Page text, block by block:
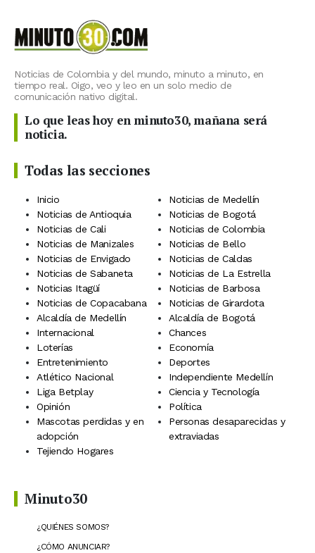
Noticias de Colombia y del mundo, minuto a minuto, en
tiempo real. Oigo, veo y leo en un solo medio de
comunicación nativo digital.
Lo que leas hoy en minuto30, mañana será
noticia.
Todas las secciones
Inicio
Noticias de Medellín
Noticias de Antioquia
Noticias de Bogotá
Noticias de Cali
Noticias de Colombia
Noticias de Manizales
Noticias de Bello
Noticias de Envigado
Noticias de Caldas
Noticias de Sabaneta
Noticias de La Estrella
Noticias Itagüí
Noticias de Barbosa
Noticias de Copacabana
Noticias de Girardota
Alcaldía de Medellín
Alcaldía de Bogotá
Internacional
Chances
Loterías
Economía
Entretenimiento
Deportes
Atlético Nacional
Independiente Medellín
Liga Betplay
Ciencia y Tecnología
Opinión
Política
Mascotas perdidas y en
adopción
Personas desaparecidas y
extraviadas
Tejiendo Hogares
Minuto30
¿QUIÉNES SOMOS?
¿CÓMO ANUNCIAR?